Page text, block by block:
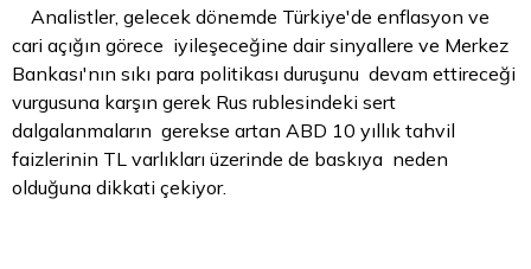
Analistler, gelecek dönemde Türkiye'de enflasyon ve
cari açığın görece iyileşeceğine dair sinyallere ve Merkez
Bankası'nın sıkı para politikası duruşunu devam ettireceği
vurgusuna karşın gerek Rus rublesindeki sert
dalgalanmaların gerekse artan ABD 10 yıllık tahvil
faizlerinin TL varlıkları üzerinde de baskıya neden
olduğuna dikkati çekiyor.